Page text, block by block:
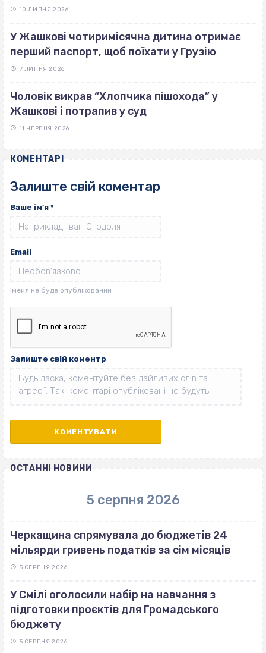
10 ЛИПНЯ 2026
У Жашкові чотиримісячна дитина отримає
перший паспорт, щоб поїхати у Грузію
7 ЛИПНЯ 2026
Чоловік викрав “Хлопчика пішохода” у
Жашкові і потрапив у суд
11 ЧЕРВНЯ 2026
КОМЕНТАРІ
Залиште свій коментар
Ваше ім'я *
Email
Залиште свій коментр
ОСТАННІ НОВИНИ
5 серпня 2026
Черкащина спрямувала до бюджетів 24
мільярди гривень податків за сім місяців
5 СЕРПНЯ 2026
У Смілі оголосили набір на навчання з
підготовки проєктів для Громадського
бюджету
5 СЕРПНЯ 2026